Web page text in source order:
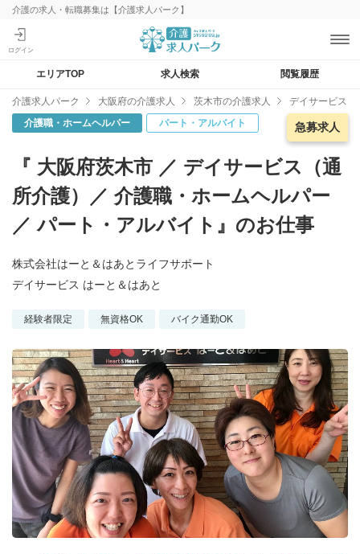
介護の求人・転職募集は【介護求人パーク】
エリアTOP 求人検索 閲覧履歴
介護求人パーク 大阪府の介護求人 茨木市の介護求人 デイサービス
急募求人
急募求人
介護職・ホームヘルパー パート・アルバイト
『 大阪府茨木市 ／ デイサービス（通
所介護）／ 介護職・ホームヘルパー
／ パート・アルバイト』のお仕事
株式会社はーと＆はあとライフサポート
デイサービス はーと＆はあと
経験者限定 無資格OK バイク通勤OK